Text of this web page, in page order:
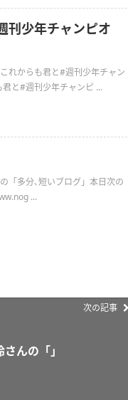
少年チャンピオ
れからも君と#週刊少年チャン
と#週刊少年チャンピ ...
「多分､短いブログ」本日次の
...
次の記事
んの「」